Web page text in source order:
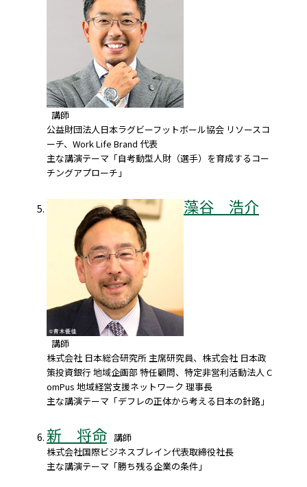
講師
公益財団法人日本ラグビーフットボール協会 リソースコ
ーチ、Work Life Brand 代表
主な講演テーマ「自考動型人財（選手）を育成するコー
チングアプローチ」
藻谷 浩介
講師
株式会社 日本総合研究所 主席研究員、株式会社 日本政
策投資銀行 地域企画部 特任顧問、特定非営利活動法人 C
omPus 地域経営支援ネットワーク 理事長
主な講演テーマ「デフレの正体から考える日本の針路」
新 将命 講師
株式会社国際ビジネスブレイン代表取締役社長
主な講演テーマ「勝ち残る企業の条件」